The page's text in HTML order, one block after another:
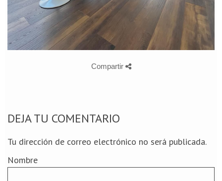
Compartir
DEJA TU COMENTARIO
Tu dirección de correo electrónico no será publicada.
Nombre